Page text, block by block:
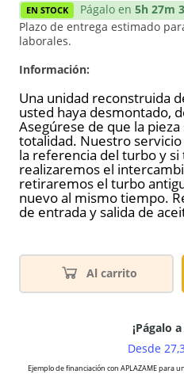
EN STOCK Págalo en 5h 27m
Plazo de entrega estimado
laborales.
Información:
Una unidad reconstruida
usted haya desmontado,
Asegúrese de que la
totalidad. Nuestro
la referencia del turbo y
realizaremos el
retiraremos el turbo
nuevo al mismo tiempo.
de entrada y salida de
Al carrito